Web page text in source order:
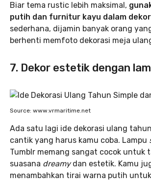
Biar tema rustic lebih maksimal,
putih dan furnitur kayu dalam
sederhana, dijamin banyak orang
berhenti memfoto dekorasi meja
7. Dekor estetik dengan
Source: www.vrmaritime.net
Ada satu lagi ide dekorasi ulang
cantik yang harus kamu coba. Lampu
Tumblr memang sangat cocok untuk
suasana dreamydan estetik. Kamu
menambahkan tirai warna putih